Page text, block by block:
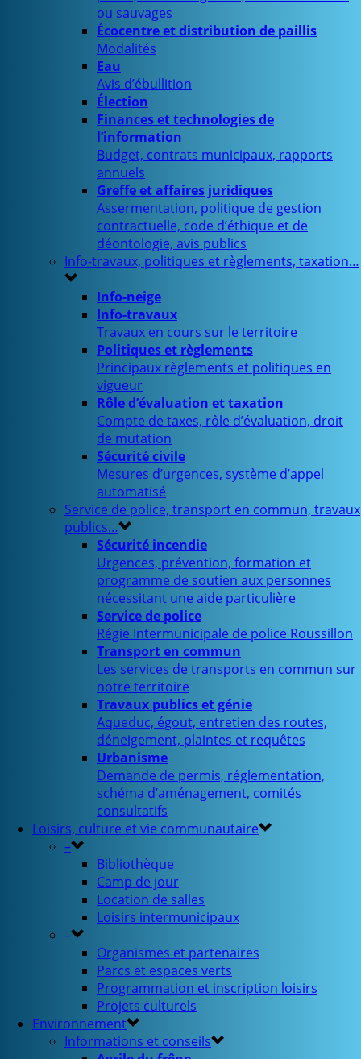
ou sauvages
Écocentre et distribution de paillis
Modalités
Eau
Avis d’ébullition
Élection
Finances et technologies de
l’information
Budget, contrats municipaux, rapports
annuels
Greffe et affaires juridiques
Assermentation, politique de gestion
contractuelle, code d’éthique et de
déontologie, avis publics
Info-travaux, politiques et règlements, taxation…
Info-neige
Info-travaux
Travaux en cours sur le territoire
Politiques et règlements
Principaux règlements et politiques en
vigueur
Rôle d’évaluation et taxation
Compte de taxes, rôle d’évaluation, droit
de mutation
Sécurité civile
Mesures d’urgences, système d’appel
automatisé
Service de police, transport en commun, travaux
publics…
Sécurité incendie
Urgences, prévention, formation et
programme de soutien aux personnes
nécessitant une aide particulière
Service de police
Régie Intermunicipale de police Roussillon
Transport en commun
Les services de transports en commun sur
notre territoire
Travaux publics et génie
Aqueduc, égout, entretien des routes,
déneigement, plaintes et requêtes
Urbanisme
Demande de permis, réglementation,
schéma d’aménagement, comités
consultatifs
Loisirs, culture et vie communautaire
–
Bibliothèque
Camp de jour
Location de salles
Loisirs intermunicipaux
–
Organismes et partenaires
Parcs et espaces verts
Programmation et inscription loisirs
Projets culturels
Environnement
Informations et conseils